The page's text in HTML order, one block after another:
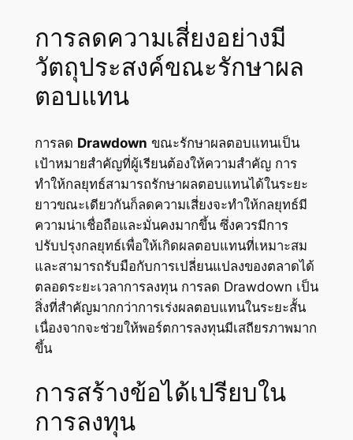
การลดความเสี่ยงอย่างมี
วัตถุประสงค์ขณะรักษาผล
ตอบแทน
การลด Drawdown ขณะรักษาผลตอบแทนเป็น
เป้าหมายสำคัญที่ผู้เรียนต้องให้ความสำคัญ การ
ทำให้กลยุทธ์สามารถรักษาผลตอบแทนได้ในระยะ
ยาวขณะเดียวกันก็ลดความเสี่ยงจะทำให้กลยุทธ์มี
ความน่าเชื่อถือและมั่นคงมากขึ้น ซึ่งควรมีการ
ปรับปรุงกลยุทธ์เพื่อให้เกิดผลตอบแทนที่เหมาะสม
และสามารถรับมือกับการเปลี่ยนแปลงของตลาดได้
ตลอดระยะเวลาการลงทุน การลด Drawdown เป็น
สิ่งที่สำคัญมากกว่าการเร่งผลตอบแทนในระยะสั้น
เนื่องจากจะช่วยให้พอร์ตการลงทุนมีเสถียรภาพมาก
ขึ้น
การสร้างข้อได้เปรียบใน
การลงทุน